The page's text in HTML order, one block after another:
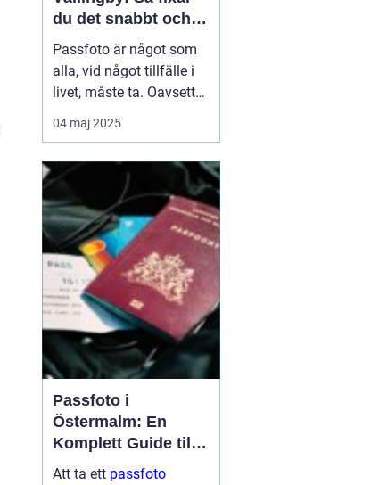
du det snabbt och
enkelt
Passfoto är något som
alla, vid något tillfälle i
livet, måste ta. Oavsett
om det handlar om att
förnya passet, ansöka
nytt ID-kort, är det viktigt
att allt blir rätt frå...
04 maj 2025
Passfoto i
Östermalm: En
Komplett Guide till
Perfekta ID-bilder
Att ta ett passfoto